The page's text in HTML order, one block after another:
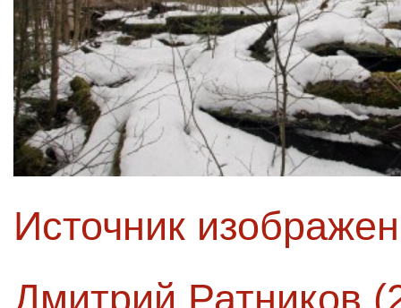
Источник
Дмитрий Ратников